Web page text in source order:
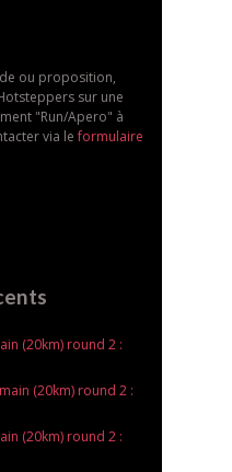
ou proposition,
sur une
"Run/Apero" à
via leformulaire
(20km) round 2 :
(20km) round 2 :
(20km) round 2 :